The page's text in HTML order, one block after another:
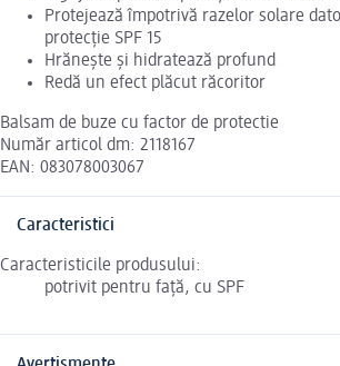
Protejează împotrivă razelor solare
protecție SPF 15
Hrănește și hidratează profund
Redă un efect plăcut răcoritor
Balsam de buze cu factor de protectie
Număr articol dm: 2118167
EAN: 083078003067
Caracteristici
Caracteristicile produsului:
potrivit pentru față, cu SPF